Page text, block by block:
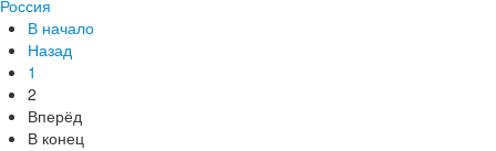
Россия
В начало
Назад
1
2
Вперёд
В конец